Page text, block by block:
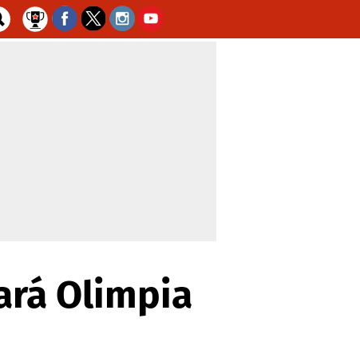
Olimpia